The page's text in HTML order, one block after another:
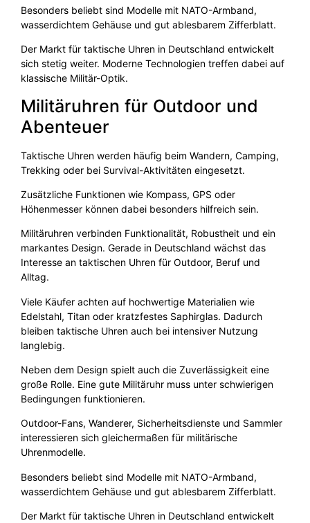
Besonders beliebt sind Modelle mit NATO-Armband,
wasserdichtem Gehäuse und gut ablesbarem Zifferblatt.
Der Markt für taktische Uhren in Deutschland entwickelt
sich stetig weiter. Moderne Technologien treffen dabei auf
klassische Militär-Optik.
Militäruhren für Outdoor und
Abenteuer
Taktische Uhren werden häufig beim Wandern, Camping,
Trekking oder bei Survival-Aktivitäten eingesetzt.
Zusätzliche Funktionen wie Kompass, GPS oder
Höhenmesser können dabei besonders hilfreich sein.
Militäruhren verbinden Funktionalität, Robustheit und ein
markantes Design. Gerade in Deutschland wächst das
Interesse an taktischen Uhren für Outdoor, Beruf und
Alltag.
Viele Käufer achten auf hochwertige Materialien wie
Edelstahl, Titan oder kratzfestes Saphirglas. Dadurch
bleiben taktische Uhren auch bei intensiver Nutzung
langlebig.
Neben dem Design spielt auch die Zuverlässigkeit eine
große Rolle. Eine gute Militäruhr muss unter schwierigen
Bedingungen funktionieren.
Outdoor-Fans, Wanderer, Sicherheitsdienste und Sammler
interessieren sich gleichermaßen für militärische
Uhrenmodelle.
Besonders beliebt sind Modelle mit NATO-Armband,
wasserdichtem Gehäuse und gut ablesbarem Zifferblatt.
Der Markt für taktische Uhren in Deutschland entwickelt